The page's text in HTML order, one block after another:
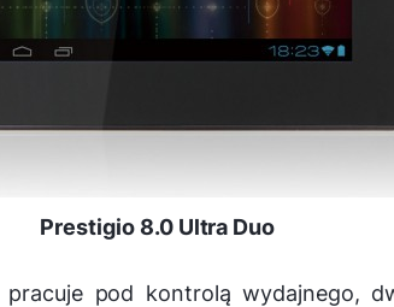
Prestigio 8.0 Ultra Duo
pod kontrolą wydajnego,